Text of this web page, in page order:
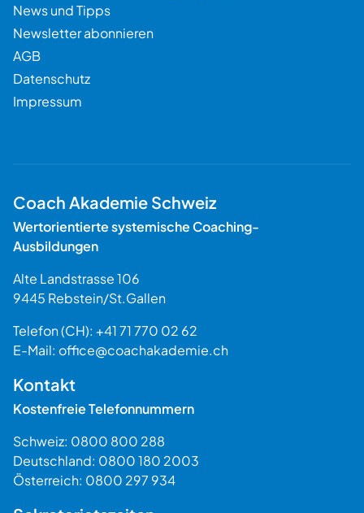
News und Tipps
Newsletter abonnieren
AGB
Datenschutz
Impressum
Coach Akademie Schweiz
Wertorientierte systemische Coaching-
Ausbildungen
Alte Landstrasse 106
9445 Rebstein/St.Gallen
Telefon (CH): +41 71 770 02 62
E-Mail: office@coachakademie.ch
Kontakt
Kostenfreie Telefonnummern
Schweiz: 0800 800 288
Deutschland: 0800 180 2003
Österreich: 0800 297 934